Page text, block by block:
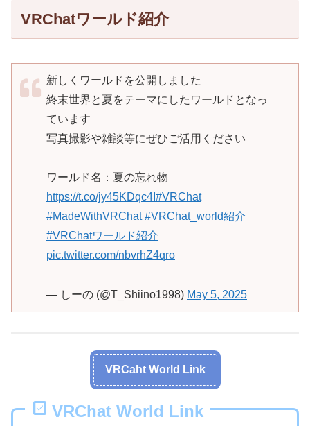
VRChatワールド紹介
新しくワールドを公開しました
終末世界と夏をテーマにしたワールドとなっ
ています
写真撮影や雑談等にぜひご活用ください
ワールド名：夏の忘れ物
https://t.co/jy45KDqc4I #VRChat
#MadeWithVRChat #VRChat_world紹介
#VRChatワールド紹介
pic.twitter.com/nbvrhZ4qro
— しーの (@T_Shiino1998) May 5, 2025
VRCaht World Link
VRChat World Link